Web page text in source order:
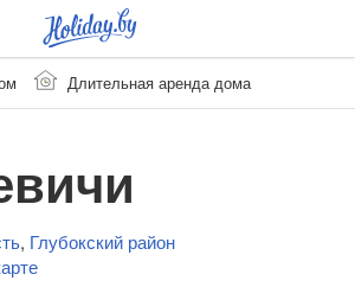
Длительная аренда дома
, Глубокский район